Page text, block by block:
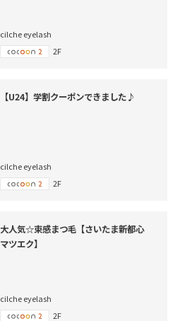
cilche eyelash
2F
【U24】学割クーポンできました♪
cilche eyelash
2F
大人気☆束感まつ毛【さいたま新都心
マツエク】
cilche eyelash
2F